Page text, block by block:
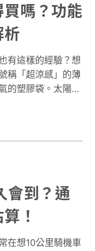
，體感溫度約降至
半。 更糟的是，
75%。潮濕空氣傳
能量去加熱這些水
這就是為什麼一件
說不只是選配，而
深入分析如何挑選
嗎？功能
析
有這樣的經驗？想
稱「超涼感」的薄
的塑膠袋。太陽確
好的騎車防曬外套
套，讓你在烈日下
頭。
會到？通
！
在想10公里騎機車